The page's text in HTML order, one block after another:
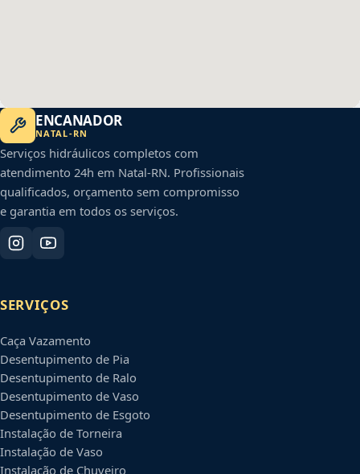
ENCANADOR
NATAL-RN
Serviços hidráulicos completos com
atendimento 24h em Natal-RN. Profissionais
qualificados, orçamento sem compromisso
e garantia em todos os serviços.
SERVIÇOS
Caça Vazamento
Desentupimento de Pia
Desentupimento de Ralo
Desentupimento de Vaso
Desentupimento de Esgoto
Instalação de Torneira
Instalação de Vaso
Instalação de Chuveiro